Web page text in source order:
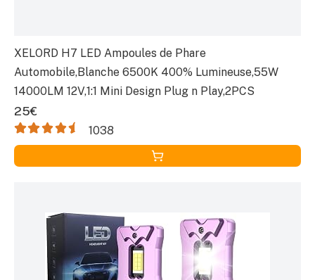
XELORD H7 LED Ampoules de Phare
Automobile,Blanche 6500K 400% Lumineuse,55W
14000LM 12V,1:1 Mini Design Plug n Play,2PCS
25€
1038